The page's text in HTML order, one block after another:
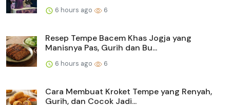
6 hours ago 6
Resep Tempe Bacem Khas Jogja yang
Manisnya Pas, Gurih dan Bu...
6 hours ago 6
Cara Membuat Kroket Tempe yang Renyah,
Gurih, dan Cocok Jadi...